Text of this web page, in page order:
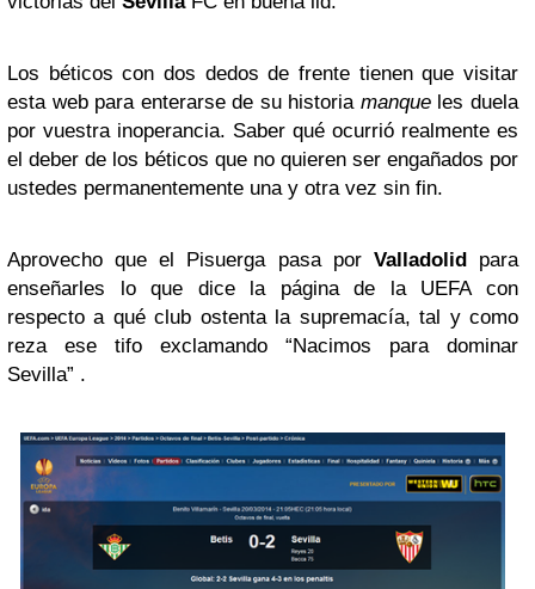
Los béticos con dos dedos de frente tienen que visitar
esta web para enterarse de su historia manque les duela
por vuestra inoperancia. Saber qué ocurrió realmente es
el deber de los béticos que no quieren ser engañados por
ustedes permanentemente una y otra vez sin fin.
Aprovecho que el Pisuerga pasa por Valladolidpara
enseñarles lo que dice la página de la UEFA con
respecto a qué club ostenta la supremacía, tal y como
reza ese tifo exclamando “Nacimos para dominar
Sevilla” .